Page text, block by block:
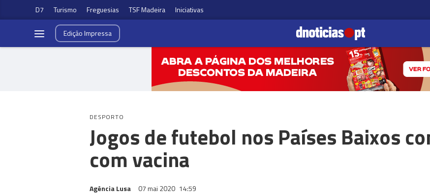
D7 Turismo Freguesias TSF Madeira Iniciativas
EdiçãoImpressa
DESPORTO
Jogos de futebol nos Países Baixos
com vacina
Agência Lusa 07 mai 2020 14:59